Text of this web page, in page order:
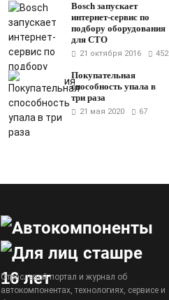
Bosch запускает
интернет-сервис по
подбору оборудования
для СТО
21 октября 2016 452
Покупательная
способность упала в
три раза
21 мая 2020 67
Отраслевой портал и журнал об
автокомпонентах, технологиях, сервисе и